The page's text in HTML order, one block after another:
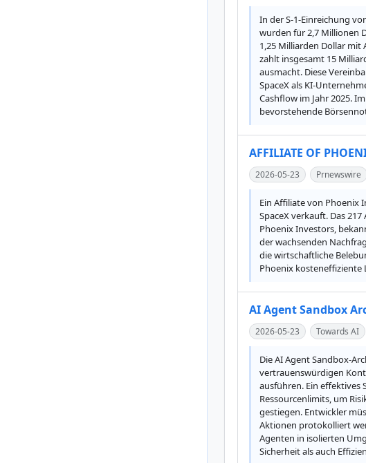
In der S-1-Einreichung
wurden für 2,7 Millionen
1,25 Milliarden Dollar
zahlt insgesamt 15
ausmacht. Diese
SpaceX als KI-
Cashflow im Jahr 2025.
bevorstehende
AFFILIATE OF
2026-05-23 Prnewswire
Ein Affiliate von Phoenix
SpaceX verkauft. Das
Phoenix Investors,
der wachsenden
die wirtschaftliche
Phoenix
AI Agent Sandbox
2026-05-23 Towards AI
Die AI Agent Sandbox-
vertrauenswürdigen
ausführen. Ein effektives
Ressourcenlimits, um
gestiegen. Entwickler
Aktionen protokolliert
Agenten in isolierten
Sicherheit als auch